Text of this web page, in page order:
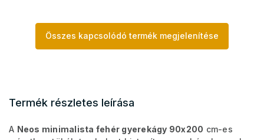
Összes kapcsolódó termék megjelenítése
Termék részletes leírása
A Neos minimalista fehér gyerekágy 90x200 cm-es